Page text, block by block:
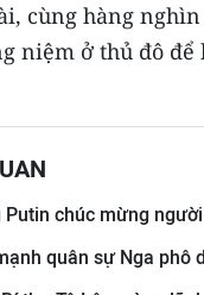
cùng hàng
niệm ở thủ đô
Putin chúc mừng
quân sự Nga